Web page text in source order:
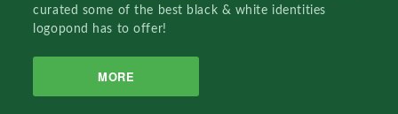
curated some of the best black & white identities
logopond has to offer!
MORE